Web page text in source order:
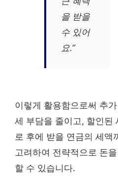
을 받을
수 있어
요.”
이렇게 활용함으로써 추
세 부담을 줄이고, 할인된
로 후에 받을 연금의 세액
고려하여 전략적으로 돈
할 수 있습니다.